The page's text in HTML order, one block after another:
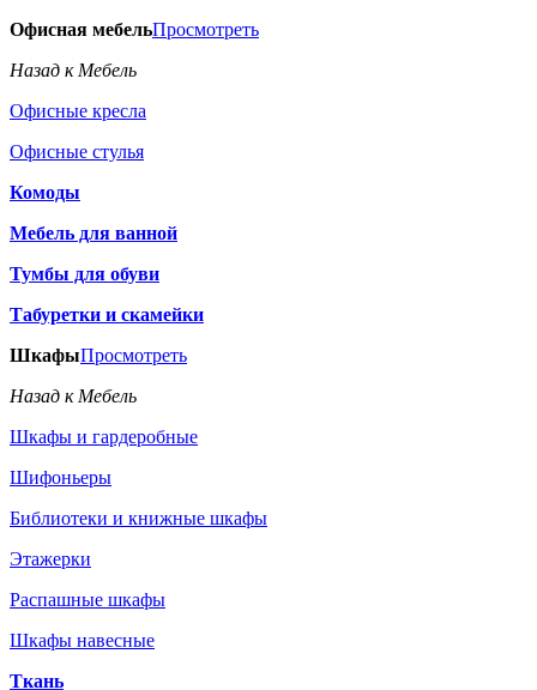
Офисная мебельПросмотреть
Назад к Мебель
Офисные кресла
Офисные стулья
Комоды
Мебель для ванной
Тумбы для обуви
Табуретки и скамейки
ШкафыПросмотреть
Назад к Мебель
Шкафы и гардеробные
Шифоньеры
Библиотеки и книжные шкафы
Этажерки
Распашные шкафы
Шкафы навесные
Ткань